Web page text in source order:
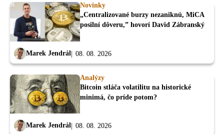
Novinky
„Centralizované burzy nezaniknú, MiCA
posilní dôveru,” hovorí David Zábranský
Marek Jendrál 08. 08. 2026
Analýzy
Bitcoin stláča volatilitu na historické
minimá, čo príde potom?
Marek Jendrál 08. 08. 2026